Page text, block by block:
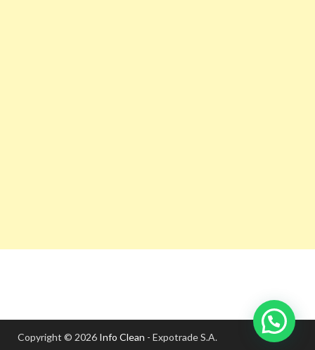
Copyright © 2026 Info Clean - Expotrade S.A.